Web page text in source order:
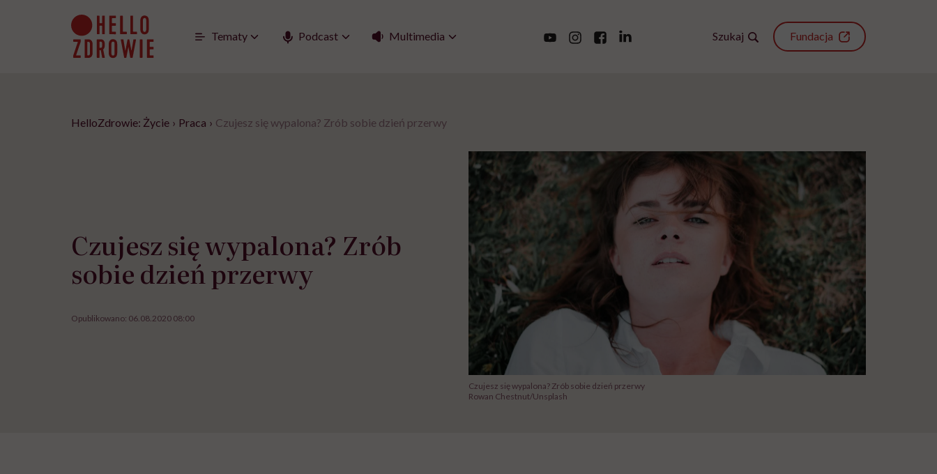
Tematy Podcast Multimedia Szukaj Fundacja
HelloZdrowie: Życie › Praca › Czujesz się wypalona? Zrób sobie dzień przerwy
Czujesz się wypalona? Zrób
sobie dzień przerwy
Opublikowano: 06.08.2020 08:00
Czujesz się wypalona? Zrób sobie dzień przerwy
Rowan Chestnut/Unsplash